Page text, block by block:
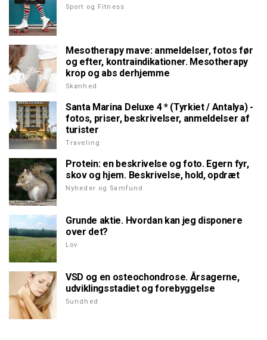
Sport og Fitness
Mesotherapy mave: anmeldelser, fotos før
og efter, kontraindikationer. Mesotherapy
krop og abs derhjemme
Skønhed
Santa Marina Deluxe 4 * (Tyrkiet / Antalya) -
fotos, priser, beskrivelser, anmeldelser af
turister
Traveling
Protein: en beskrivelse og foto. Egern fyr,
skov og hjem. Beskrivelse, hold, opdræt
Nyheder og Samfund
Grunde aktie. Hvordan kan jeg disponere
over det?
Lov
VSD og en osteochondrose. Årsagerne,
udviklingsstadiet og forebyggelse
Sundhed